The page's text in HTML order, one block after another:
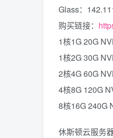
Glass：
购买链接：
1核1G 20G
1核2G 30G
2核4G 60G
4核8G 120G
8核16G 240G
休斯顿云服务